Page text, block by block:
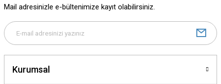
Ürün bilgilerinde hatalar bulunuyor.
Bu ürüne benzer farklı alternatifler olmalı.
Mail adresinizle e-bültenimize kayıt olabilirsiniz.
Kurumsal